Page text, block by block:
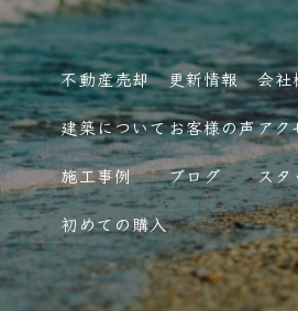
不動産売却
建築について
施工事例
初めての購入
更新情報
お客様の声
ブログ
会社
アク
スタ